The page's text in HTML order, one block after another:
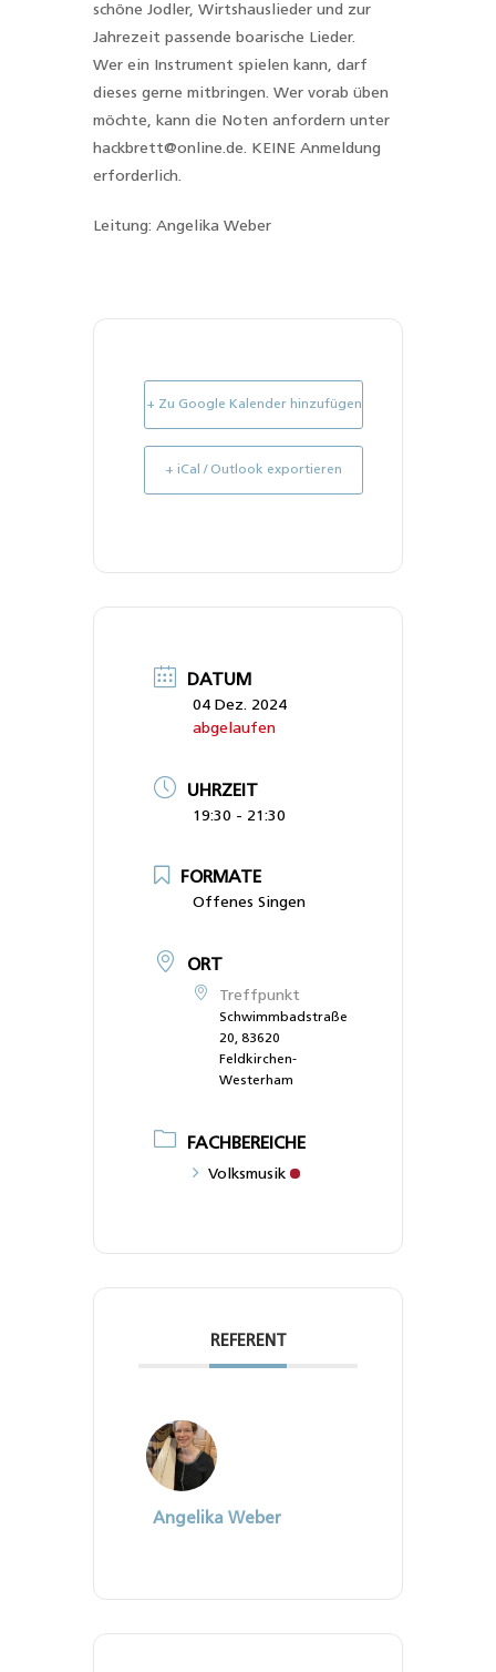
schöne Jodler, Wirtshauslieder und zur
Jahrezeit passende boarische Lieder.
Wer ein Instrument spielen kann, darf
dieses gerne mitbringen. Wer vorab üben
möchte, kann die Noten anfordern unter
hackbrett@online.de. KEINE Anmeldung
erforderlich.
Leitung: Angelika Weber
+ Zu Google Kalender hinzufügen
+ iCal / Outlook exportieren
DATUM
04 Dez. 2024
abgelaufen
UHRZEIT
19:30 - 21:30
FORMATE
Offenes Singen
ORT
Treffpunkt
Schwimmbadstraße
20, 83620
Feldkirchen-
Westerham
FACHBEREICHE
Volksmusik
REFERENT
Angelika Weber